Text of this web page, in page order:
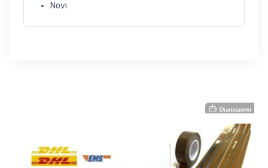
Novi